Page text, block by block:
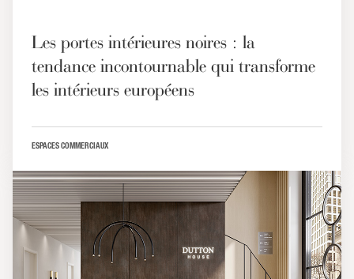
Les portes intérieures noires : la
tendance incontournable qui transforme
les intérieurs européens
ESPACES COMMERCIAUX